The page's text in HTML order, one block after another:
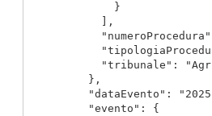
              }
            ],
"tribunale":
          },
"dataEvento":
          "evento": {